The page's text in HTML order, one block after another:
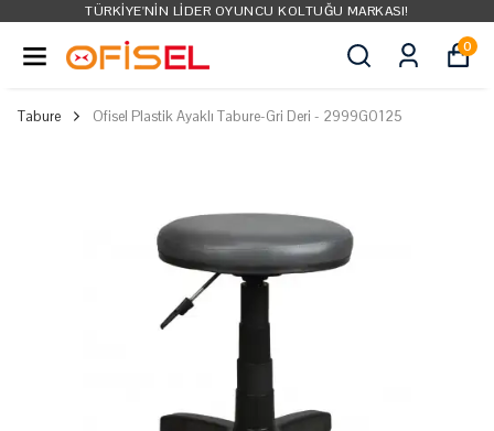
TÜRKIYE'NIN LIDER OYUNCU KOLTUĞU MARKASI!
0
Tabure Ofisel Plastik Ayaklı Tabure-Gri Deri - 2999G0125